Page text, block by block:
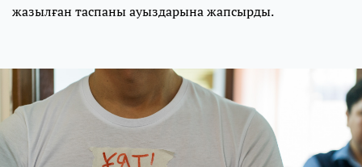
жазылған таспаны ауыздарына жапсырды.